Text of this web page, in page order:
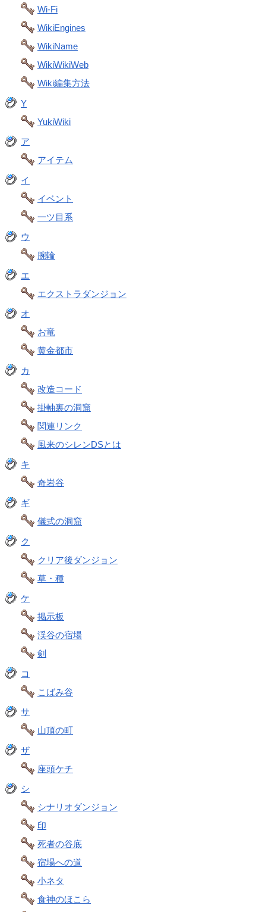
Wi-Fi
WikiEngines
WikiName
WikiWikiWeb
Wiki編集方法
Y
YukiWiki
ア
アイテム
イ
イベント
一ツ目系
ウ
腕輪
エ
エクストラダンジョン
オ
お竜
黄金都市
カ
改造コード
掛軸裏の洞窟
関連リンク
風来のシレンDSとは
キ
奇岩谷
ギ
儀式の洞窟
ク
クリア後ダンジョン
草・種
ケ
掲示板
渓谷の宿場
剣
コ
こばみ谷
サ
山頂の町
ザ
座頭ケチ
シ
シナリオダンジョン
印
死者の谷底
宿場への道
小ネタ
食神のほこら